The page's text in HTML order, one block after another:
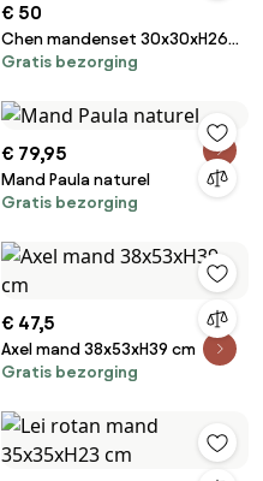
€ 50
Chen mandenset 30x30xH26
cm, 43x21xH16 cm en
Gratis bezorging
€ 79,95
Mand Paula naturel
Gratis bezorging
€ 47,5
Axel mand 38x53xH39 cm
Gratis bezorging